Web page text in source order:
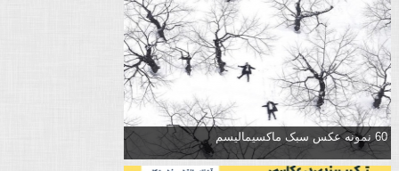
60 نمونه عکس سبک ماکسیمالیسم